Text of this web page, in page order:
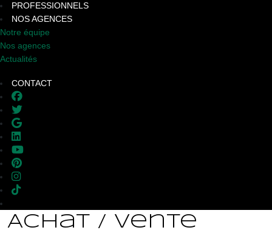
PROFESSIONNELS
NOS AGENCES
Notre équipe
Nos agences
Actualités
CONTACT
Achat / Vente